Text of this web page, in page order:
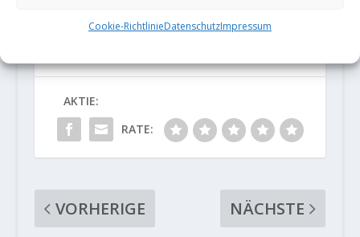
Cookie-RichtlinieDatenschutzImpressum
AKTIE:
RATE:
VORHERIGE
NÄCHSTE